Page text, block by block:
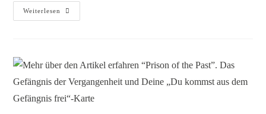
Weiterlesen